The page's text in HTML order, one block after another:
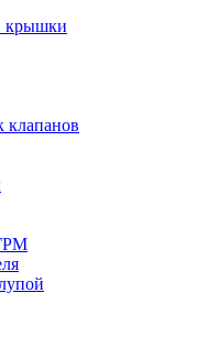
крышки
клапанов